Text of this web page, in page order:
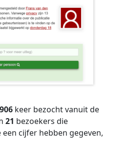
906 keer bezocht vanuit de
21 bezoekers die
cijfer hebben gegeven,